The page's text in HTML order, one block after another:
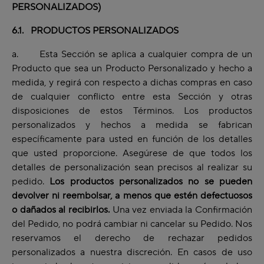
PERSONALIZADOS)
6.1. PRODUCTOS PERSONALIZADOS
a. Esta Sección se aplica a cualquier compra de un
Producto que sea un Producto Personalizado y hecho a
medida, y regirá con respecto a dichas compras en caso
de cualquier conflicto entre esta Sección y otras
disposiciones de estos Términos. Los productos
personalizados y hechos a medida se fabrican
específicamente para usted en función de los detalles
que usted proporcione. Asegúrese de que todos los
detalles de personalización sean precisos al realizar su
pedido. Los productos personalizados no se pueden
devolver ni reembolsar, a menos que estén defectuosos
o dañados al recibirlos.Una vez enviada la Confirmación
del Pedido, no podrá cambiar ni cancelar su Pedido. Nos
reservamos el derecho de rechazar pedidos
personalizados a nuestra discreción. En casos de uso